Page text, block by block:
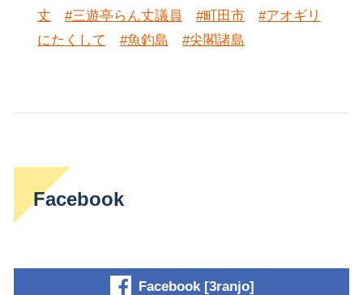
丈
#三遊亭らん丈議員 #町田市
#アオギリ
にたくして
#魚釣島 #尖閣諸島
Facebook
Facebook [3ranjo]